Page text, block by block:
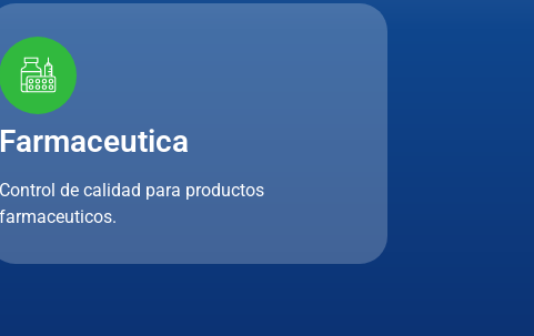
Farmaceutica
Control de calidad para productos
farmaceuticos.